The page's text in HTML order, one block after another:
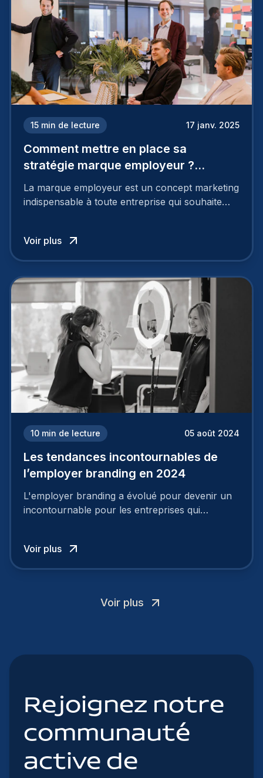
15 min de lecture 17 janv. 2025
Comment mettre en place sa
stratégie marque employeur ?
Découvrez les 7 étapes
La marque employeur est un concept marketing
indispensable à toute entreprise qui souhaite
employeur solide et positive sont évidentes, ce
travail, pour qu’il soit réussi, ne peut se faire en
mettre en œuvre un certain nombre d’actions.
Voir plus
10 min de lecture 05 août 2024
Les tendances incontournables de
l’employer branding en 2024
L'employer branding a évolué pour devenir un
incontournable pour les entreprises qui
Voir plus
Voir plus
Rejoignez notre
communauté
active de